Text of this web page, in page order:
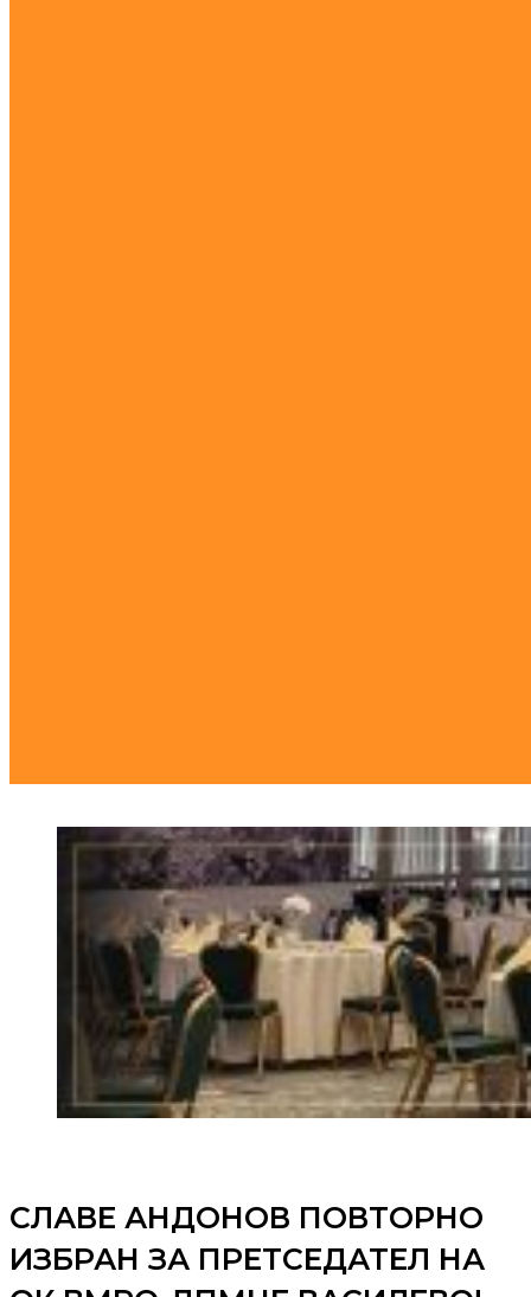
СЛАВЕ АНДОНОВ ПОВТОРНО
ИЗБРАН ЗА ПРЕТСЕДАТЕЛ НА